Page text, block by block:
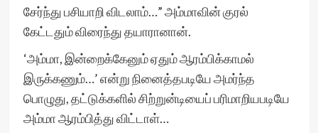
சேர்ந்து பசியாறி விடலாம்…” அம்மாவின் குரல்
கேட்டதும் விரைந்து தயாரானான்.
‘அம்மா, இன்றைக்கேனும் ஏதும் ஆரம்பிக்காமல்
இருக்கணும்…’ என்று நினைத்தபடியே அமர்ந்த
பொழுது, தட்டுக்களில் சிற்றுன்டியைப் பரிமாறியபடியே
அம்மா ஆரம்பித்து விட்டாள்…